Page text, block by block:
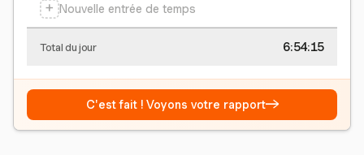
+ Nouvelle entrée de temps
Total du jour 6:54:15
C'est fait ! Voyons votre rapport→